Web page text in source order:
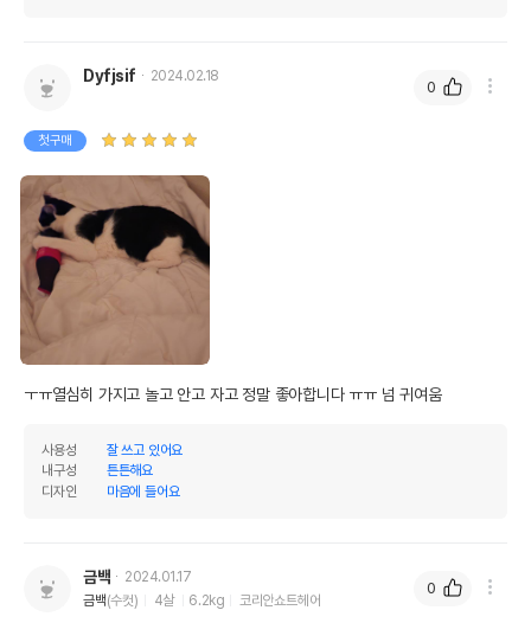
법에 의한 인증,허가 등을
받았음을 확인할수 있는
제조자,수입품의 경우
수입자를 함께 표기
(주)디앤씨//(주)디앤씨
Dyfjsif 2024.02.18
첫구매
ㅜㅠ열심히 가지고 놀고 안고 자고 정말 좋아합니다 ㅠㅠ 넘 귀여움
사용성
잘 쓰고 있어요
내구성
튼튼해요
디자인
마음에 들어요
0
금백
2024.01.17
금백(수컷) 4살 6.2kg 코리안쇼트헤어
0